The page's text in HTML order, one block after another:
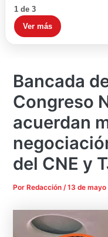
1 de 3
Ver más
Bancada
Congreso
acuerdan
del CNE y
Por Redacción/13 de